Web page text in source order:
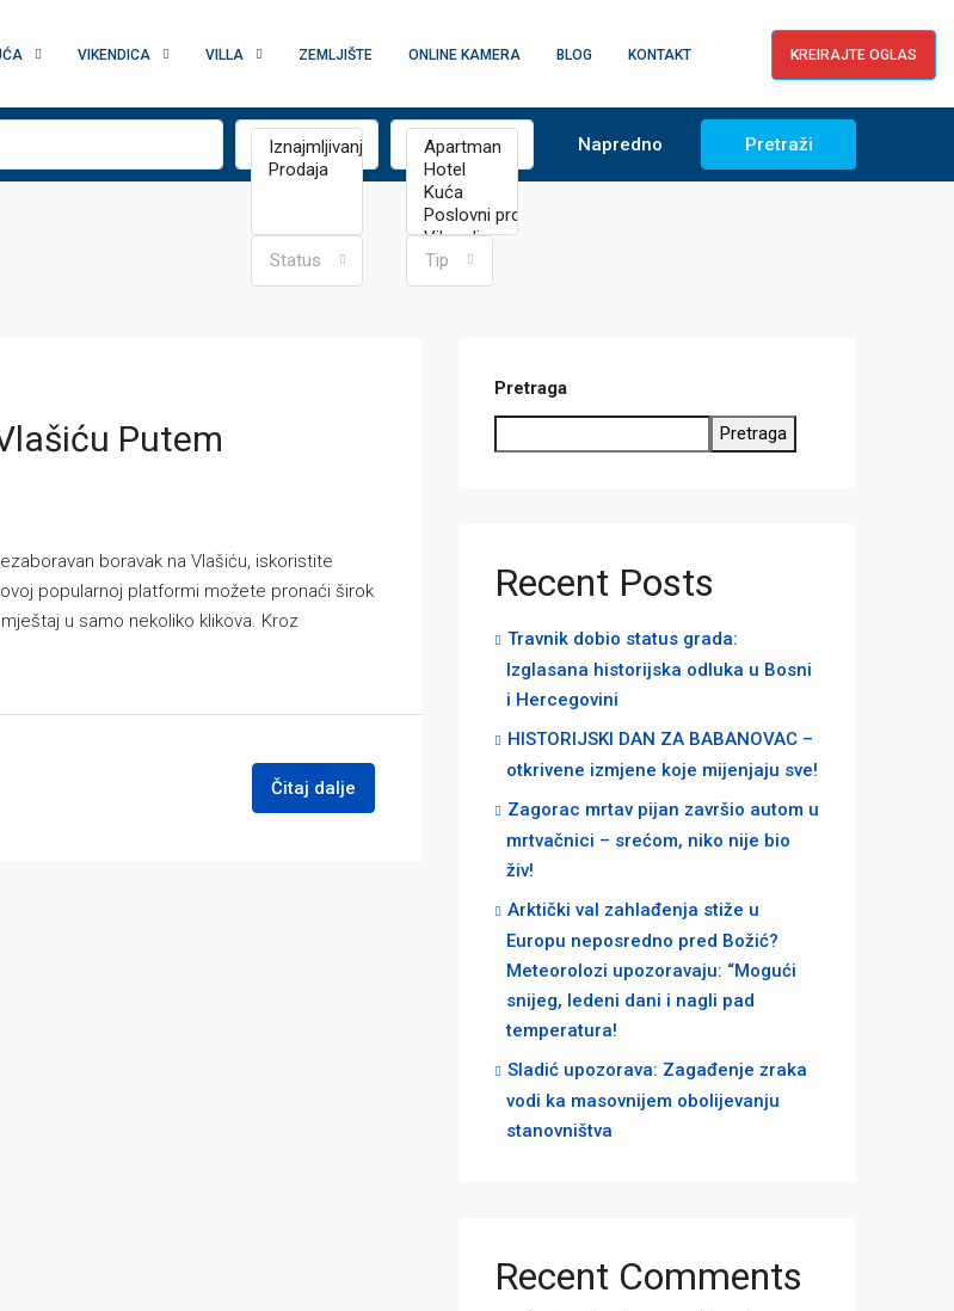
VIKENDICA VILLA ZEMLJIŠTE ONLINE KAMERA BLOG KONTAKT KREIRAJTE OGLAS
Status Tip
Napredno Pretraži
Putem
boravak na Vlašiću, iskoristite
popularnoj platformi možete pronaći širok
u samo nekoliko klikova. Kroz
Čitaj dalje
Pretraga
Pretraga
Recent Posts
Travnik dobio status grada:
Izglasana historijska odluka u Bosni
i Hercegovini
HISTORIJSKI DAN ZA BABANOVAC –
otkrivene izmjene koje mijenjaju sve!
Zagorac mrtav pijan završio autom u
mrtvačnici – srećom, niko nije bio
živ!
Arktički val zahlađenja stiže u
Europu neposredno pred Božić?
Meteorolozi upozoravaju: “Mogući
snijeg, ledeni dani i nagli pad
temperatura!
Sladić upozorava: Zagađenje zraka
vodi ka masovnijem obolijevanju
stanovništva
Recent Comments